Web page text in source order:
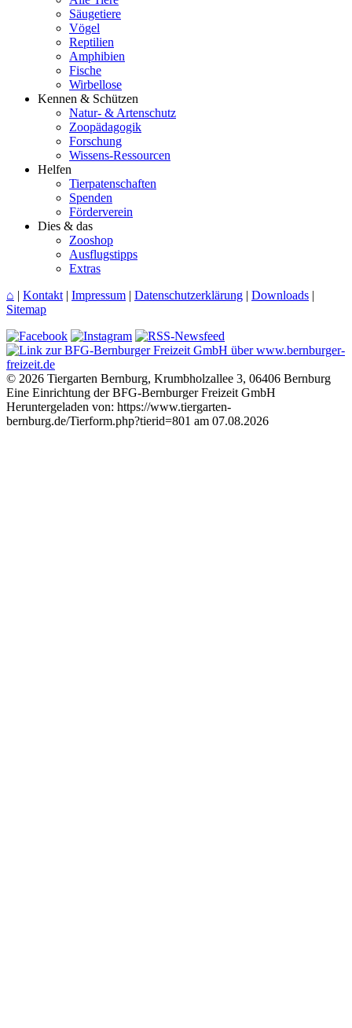
Säugetiere
Vögel
Reptilien
Amphibien
Fische
Wirbellose
Kennen & Schützen
Natur- & Artenschutz
Zoopädagogik
Forschung
Wissens-Ressourcen
Helfen
Tierpatenschaften
Spenden
Förderverein
Dies & das
Zooshop
Ausflugstipps
Extras
⌂ | Kontakt | Impressum | Datenschutzerklärung | Downloads |
Sitemap
© 2026 Tiergarten Bernburg, Krumbholzallee 3, 06406 Bernburg
Eine Einrichtung der BFG-Bernburger Freizeit GmbH
Heruntergeladen von: https://www.tiergarten-
bernburg.de/Tierform.php?tierid=801 am 07.08.2026